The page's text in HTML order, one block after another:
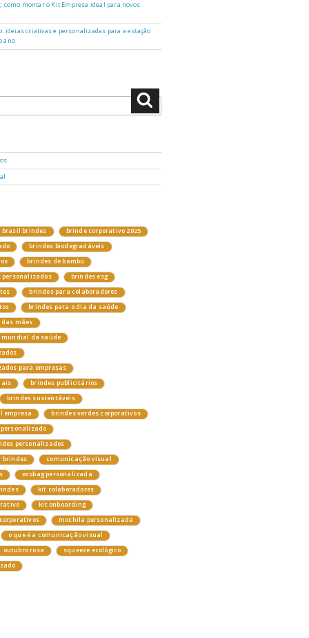
como montar o Kit Empresa ideal para novos
ideias criativas e personalizadas para a estação
ano
Pesquisar
brasil brindes
brinde corporativo 2025
brindes biodegradáveis
brindes de bambu
personalizados
brindes esg
brindes para colaboradores
brindes para o dia da saúde
mães
mundial da saúde
para empresas
brindes publicitários
brindes sustentáveis
empresa
brindes verdes corporativos
personalizados
brindes
comunicação visual
ecobag personalizada
kit colaboradores
kit onboarding
mochila personalizada
o que é a comunicação visual
outubro rosa
squeeze ecológico